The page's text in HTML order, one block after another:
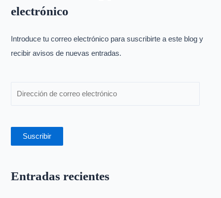
a
p
o
electrónico
Introduce tu correo electrónico para suscribirte a este blog y
recibir avisos de nuevas entradas.
Suscribir
Entradas recientes